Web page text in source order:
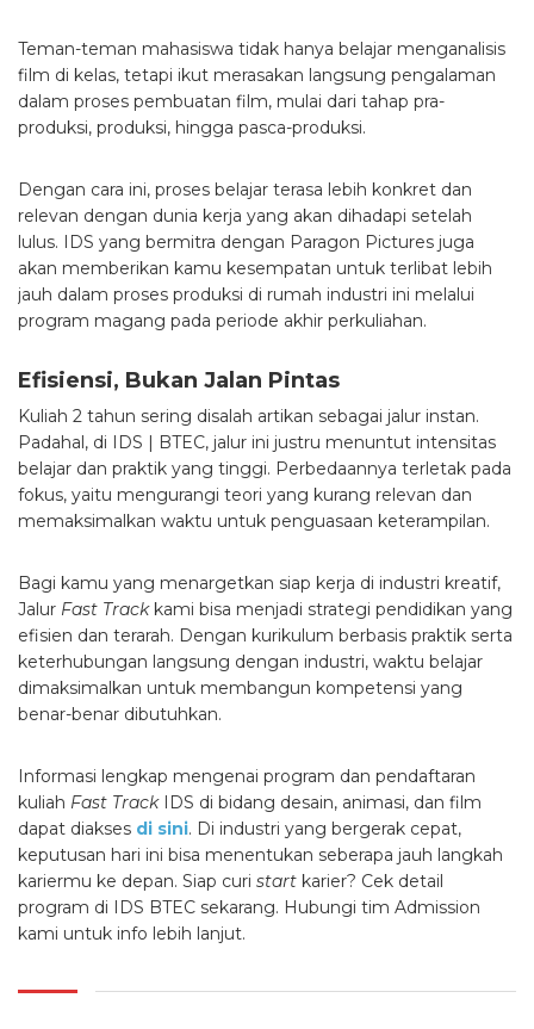
Teman-teman mahasiswa tidak hanya belajar menganalisis
film di kelas, tetapi ikut merasakan langsung pengalaman
dalam proses pembuatan film, mulai dari tahap pra-
produksi, produksi, hingga pasca-produksi.
Dengan cara ini, proses belajar terasa lebih konkret dan
relevan dengan dunia kerja yang akan dihadapi setelah
lulus. IDS yang bermitra dengan Paragon Pictures juga
akan memberikan kamu kesempatan untuk terlibat lebih
jauh dalam proses produksi di rumah industri ini melalui
program magang pada periode akhir perkuliahan.
Efisiensi, Bukan Jalan Pintas
Kuliah 2 tahun sering disalah artikan sebagai jalur instan.
Padahal, di IDS | BTEC, jalur ini justru menuntut intensitas
belajar dan praktik yang tinggi. Perbedaannya terletak pada
fokus, yaitu mengurangi teori yang kurang relevan dan
memaksimalkan waktu untuk penguasaan keterampilan.
Bagi kamu yang menargetkan siap kerja di industri kreatif,
Jalur Fast Trackkami bisa menjadi strategi pendidikan yang
efisien dan terarah. Dengan kurikulum berbasis praktik serta
keterhubungan langsung dengan industri, waktu belajar
dimaksimalkan untuk membangun kompetensi yang
benar-benar dibutuhkan.
Informasi lengkap mengenai program dan pendaftaran
kuliah Fast TrackIDS di bidang desain, animasi, dan film
dapat diakses di sini. Di industri yang bergerak cepat,
keputusan hari ini bisa menentukan seberapa jauh langkah
kariermu ke depan. Siap curi start karier? Cek detail
program di IDS BTEC sekarang. Hubungi tim Admission
kami untuk info lebih lanjut.